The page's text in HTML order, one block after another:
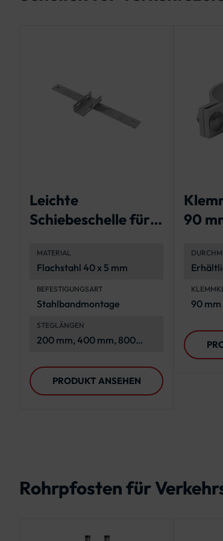
Leichte
Schiebeschelle für
MATERIAL
Flachstahl 40 x 5 mm
BEFESTIGUNGSART
Stahlbandmontage
STEGLÄNGEN
200 mm, 400 mm, 800
PRODUKT ANSEHEN
90
90 mm
Rohrpfosten für